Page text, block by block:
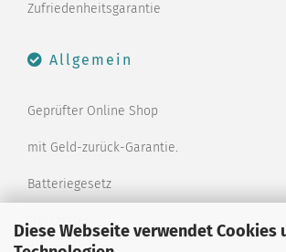
Diese Webseite verwendet Cookies
Zufriedenheitsgarantie
Allgemein
Geprüfter Online Shop
mit Geld-zurück-Garantie.
Batteriegesetz
Merkzettel